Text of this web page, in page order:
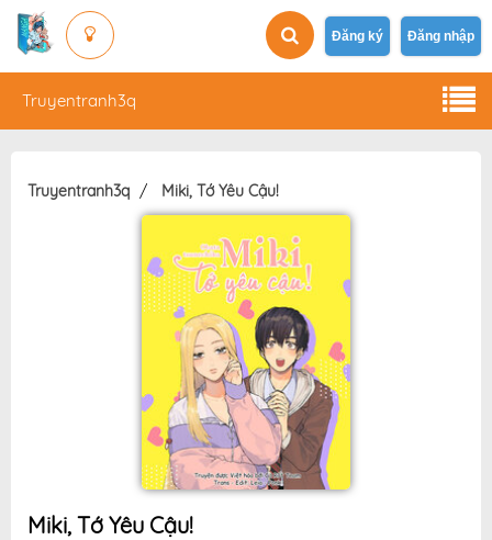
Đăng ký Đăng nhập
Truyentranh3q
Truyentranh3q Miki, Tớ Yêu Cậu!
Miki, Tớ Yêu Cậu!